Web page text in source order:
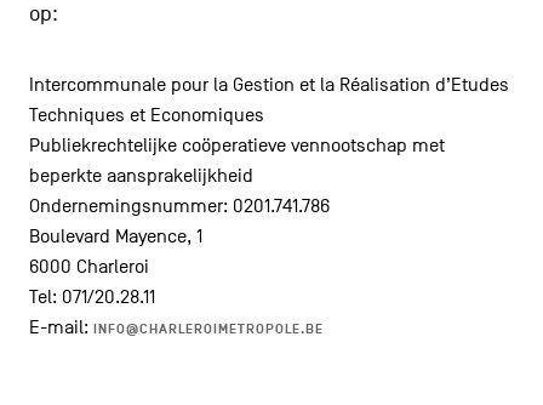
op:
Intercommunale pour la Gestion et la Réalisation d’Etudes
Techniques et Economiques
Publiekrechtelijke coöperatieve vennootschap met
beperkte aansprakelijkheid
Ondernemingsnummer: 0201.741.786
Boulevard Mayence, 1
6000 Charleroi
Tel: 071/20.28.11
E-mail: INFO@CHARLEROIMETROPOLE.BE